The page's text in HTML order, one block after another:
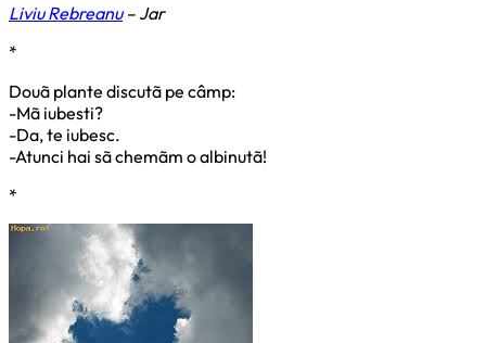
Liviu Rebreanu– Jar
*
Douã plante discutã pe câmp:
-Mã iubesti?
-Da, te iubesc.
-Atunci hai sã chemãm o albinutã!
*